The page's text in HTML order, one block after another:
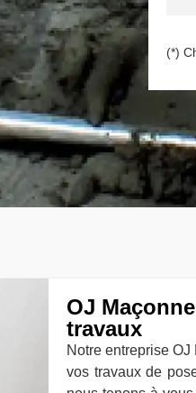
(*)
OJ
travaux
Notre entreprise
vos travaux de